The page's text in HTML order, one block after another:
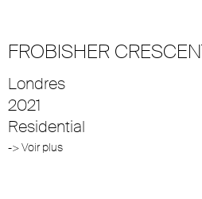
FROBISHER
Londres
2021
Residential
-> Voir plus